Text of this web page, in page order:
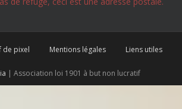
de pixel Mentions légales Liens utiles
| Association loi 1901 à but non lucratif